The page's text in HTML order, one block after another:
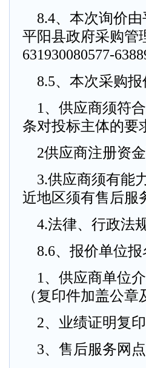
8.4、本次询价由
平阳县政府采购管
631930080577-
8.5、本次采购报
1、供应商须符
条对投标主体的要
2供应商注册资
3.供应商须有能
近地区须有售后服
4.法律、行政法
8.6、报价单位报
1、供应商单位
（复印件加盖公章
2、业绩证明复
3、售后服务网